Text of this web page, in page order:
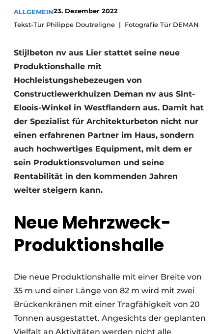
Datenschutz / Cookie-Erklärung
Videos
ALLGEMEIN23. Dezember 2022
Tekst-Tür Philippe Doutreligne
Fotografie Tür DEMAN
Stijlbeton nv aus Lier stattet seine neue
Produktionshalle mit
Hochleistungshebezeugen von
Constructiewerkhuizen Deman nv aus Sint-
Eloois-Winkel in Westflandern aus. Damit hat
der Spezialist für Architekturbeton nicht nur
einen erfahrenen Partner im Haus, sondern
auch hochwertiges Equipment, mit dem er
sein Produktionsvolumen und seine
Rentabilität in den kommenden Jahren
weiter steigern kann.
Neue Mehrzweck-
Produktionshalle
Die neue Produktionshalle mit einer Breite von
35 m und einer Länge von 82 m wird mit zwei
Brückenkränen mit einer Tragfähigkeit von 20
Tonnen ausgestattet. Angesichts der geplanten
Vielfalt an Aktivitäten werden nicht alle